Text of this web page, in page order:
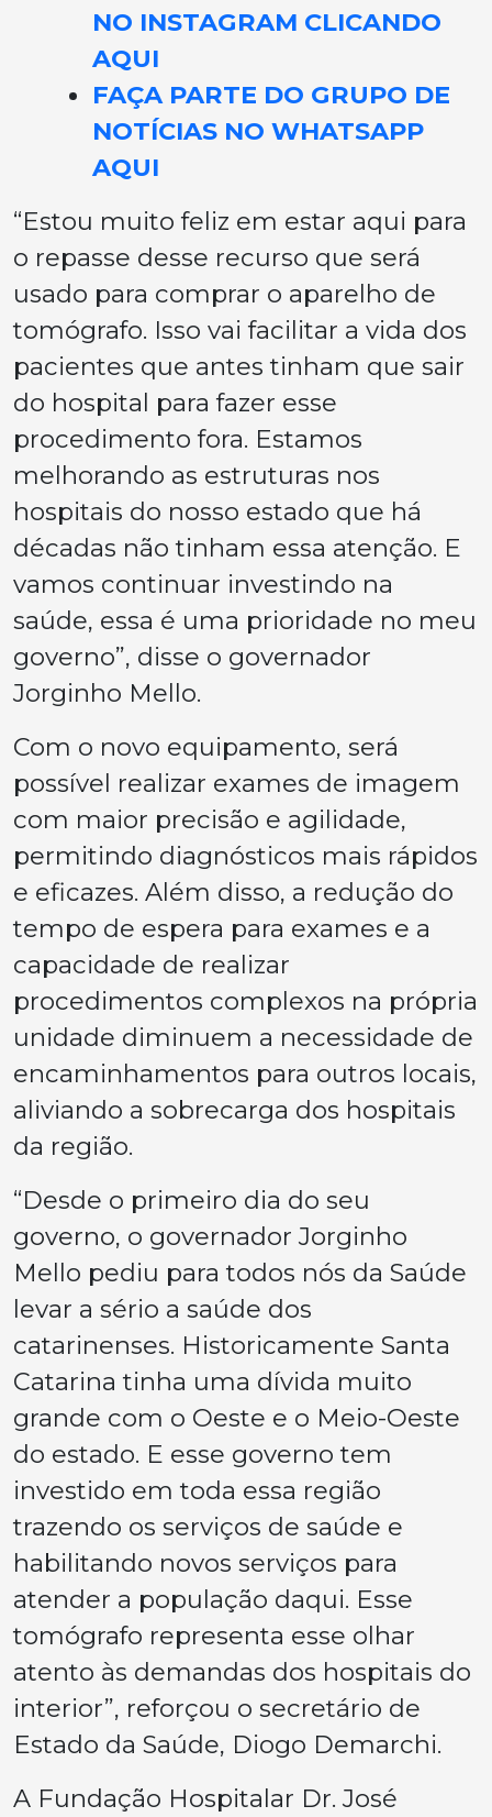
NO INSTAGRAM CLICANDO
AQUI
FAÇA PARTE DO GRUPO DE
NOTÍCIAS NO WHATSAPP
AQUI
“Estou muito feliz em estar aqui para
o repasse desse recurso que será
usado para comprar o aparelho de
tomógrafo. Isso vai facilitar a vida dos
pacientes que antes tinham que sair
do hospital para fazer esse
procedimento fora. Estamos
melhorando as estruturas nos
hospitais do nosso estado que há
décadas não tinham essa atenção. E
vamos continuar investindo na
saúde, essa é uma prioridade no meu
governo”, disse o governador
Jorginho Mello.
Com o novo equipamento, será
possível realizar exames de imagem
com maior precisão e agilidade,
permitindo diagnósticos mais rápidos
e eficazes. Além disso, a redução do
tempo de espera para exames e a
capacidade de realizar
procedimentos complexos na própria
unidade diminuem a necessidade de
encaminhamentos para outros locais,
aliviando a sobrecarga dos hospitais
da região.
“Desde o primeiro dia do seu
governo, o governador Jorginho
Mello pediu para todos nós da Saúde
levar a sério a saúde dos
catarinenses. Historicamente Santa
Catarina tinha uma dívida muito
grande com o Oeste e o Meio-Oeste
do estado. E esse governo tem
investido em toda essa região
trazendo os serviços de saúde e
habilitando novos serviços para
atender a população daqui. Esse
tomógrafo representa esse olhar
atento às demandas dos hospitais do
interior”, reforçou o secretário de
Estado da Saúde, Diogo Demarchi.
A Fundação Hospitalar Dr. José